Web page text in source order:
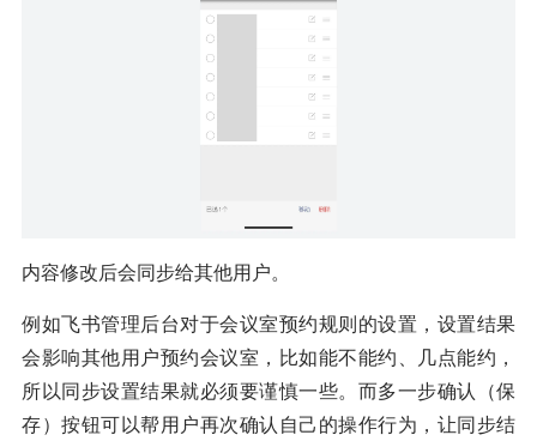
内容修改后会同步给其他用户。
例如飞书管理后台对于会议室预约规则的设置，设置结果
会影响其他用户预约会议室，比如能不能约、几点能约，
所以同步设置结果就必须要谨慎一些。而多一步确认（保
存）按钮可以帮用户再次确认自己的操作行为，让同步结